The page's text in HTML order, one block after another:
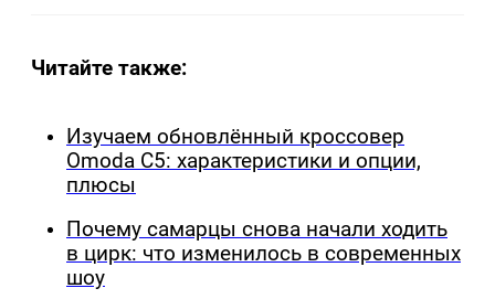
Читайте также:
Изучаем обновлённый кроссовер
Omoda C5: характеристики и опции,
плюсы
Почему самарцы снова начали ходить
в цирк: что изменилось в современных
шоу